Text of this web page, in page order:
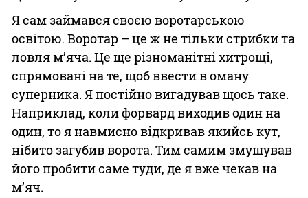
Я сам займався своєю воротарською
освітою. Воротар – це ж не тільки стрибки та
ловля м’яча. Це ще різноманітні хитрощі,
спрямовані на те, щоб ввести в оману
суперника. Я постійно вигадував щось таке.
Наприклад, коли форвард виходив один на
один, то я навмисно відкривав якийсь кут,
нібито загубив ворота. Тим самим змушував
його пробити саме туди, де я вже чекав на
м’яч.